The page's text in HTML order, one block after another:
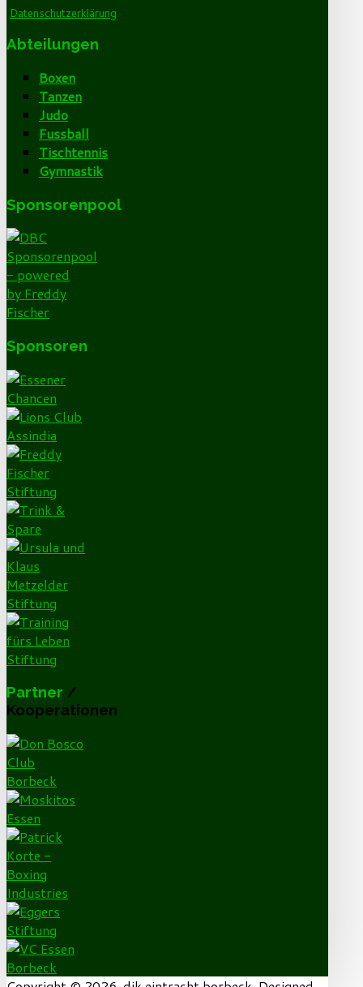
Datenschutzerklärung
Abteilungen
Boxen
Tanzen
Judo
Fussball
Tischtennis
Gymnastik
Sponsorenpool
Sponsoren
Partner /
Kooperationen